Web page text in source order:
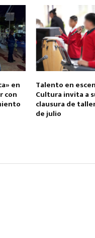
en
con
Talento en
Cultura invita a
clausura de
de julio